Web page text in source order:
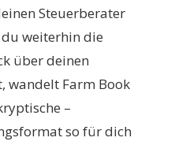
Steuerberater
weiterhin die
über deinen
wandelt Farm Book
–
so für dich